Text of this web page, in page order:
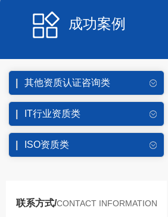
成功案例
其他资质认证咨询类
IT行业资质类
ISO资质类
联系方式/CONTACT INFORMATION